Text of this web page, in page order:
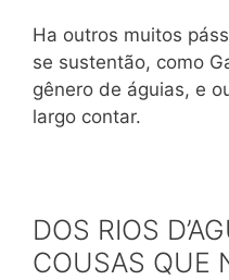
Ha outros muitos
se sustentão, como
gênero de águias, e
largo contar.
DOS RIOS
COUSAS QUE